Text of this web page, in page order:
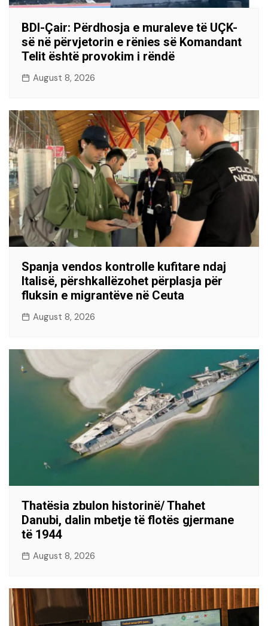
BDI-Çair: Përdhosja e muraleve të UÇK-
së në përvjetorin e rënies së Komandant
Telit është provokim i rëndë
August 8, 2026
Spanja vendos kontrolle kufitare ndaj
Italisë, përshkallëzohet përplasja për
fluksin e migrantëve në Ceuta
August 8, 2026
Thatësia zbulon historinë/ Thahet
Danubi, dalin mbetje të flotës gjermane
të 1944
August 8, 2026